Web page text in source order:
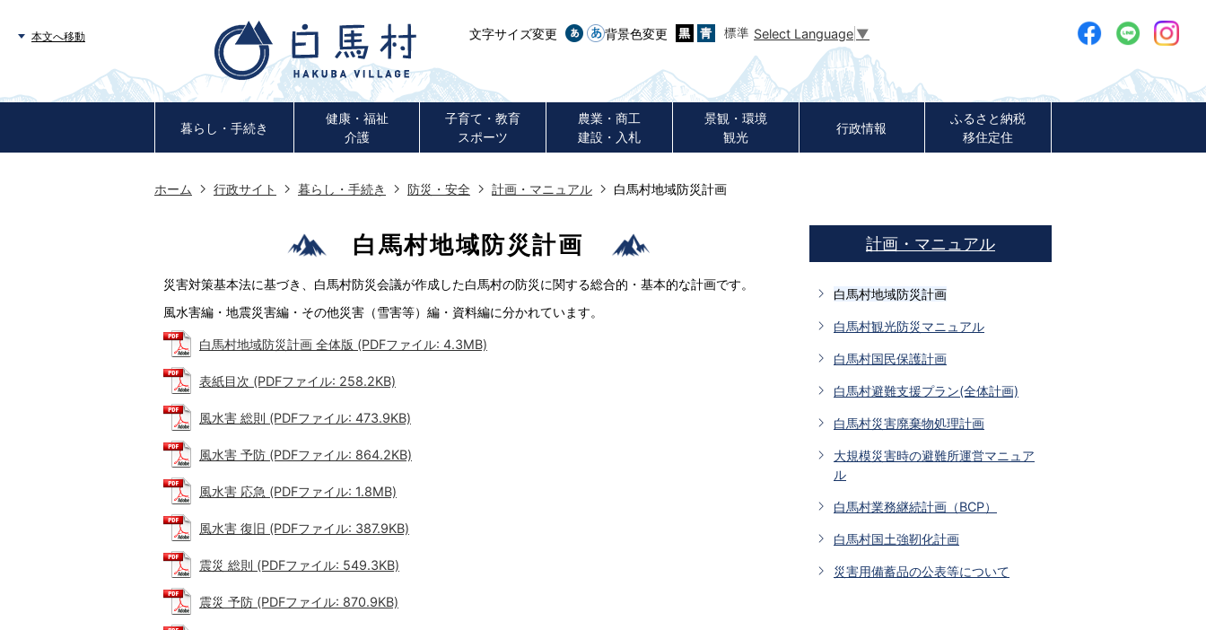
本文へ移動 文字サイズ変更 背景色変更 Select Language ▼
暮らし・手続き
健康・福祉
介護
子育て・教育
スポーツ
農業・商工
建設・入札
景観・環境
観光
行政情報
ふるさと納税
移住定住
ホーム 行政サイト 暮らし・手続き 防災・安全 計画・マニュアル 白馬村地域防災計画
白馬村地域防災計画
災害対策基本法に基づき、白馬村防災会議が作成した白馬村の防災に関する総合的・基本的な計画です。
風水害編・地震災害編・その他災害（雪害等）編・資料編に分かれています。
白馬村地域防災計画 全体版 (PDFファイル: 4.3MB)
表紙目次 (PDFファイル: 258.2KB)
風水害 総則 (PDFファイル: 473.9KB)
風水害 予防 (PDFファイル: 864.2KB)
風水害 応急 (PDFファイル: 1.8MB)
風水害 復旧 (PDFファイル: 387.9KB)
震災 総則 (PDFファイル: 549.3KB)
震災 予防 (PDFファイル: 870.9KB)
計画・マニュアル
白馬村地域防災計画
白馬村観光防災マニュアル
白馬村国民保護計画
白馬村避難支援プラン(全体計画)
白馬村災害廃棄物処理計画
大規模災害時の避難所運営マニュア
ル
白馬村業務継続計画（BCP）
白馬村国土強靭化計画
災害用備蓄品の公表等について